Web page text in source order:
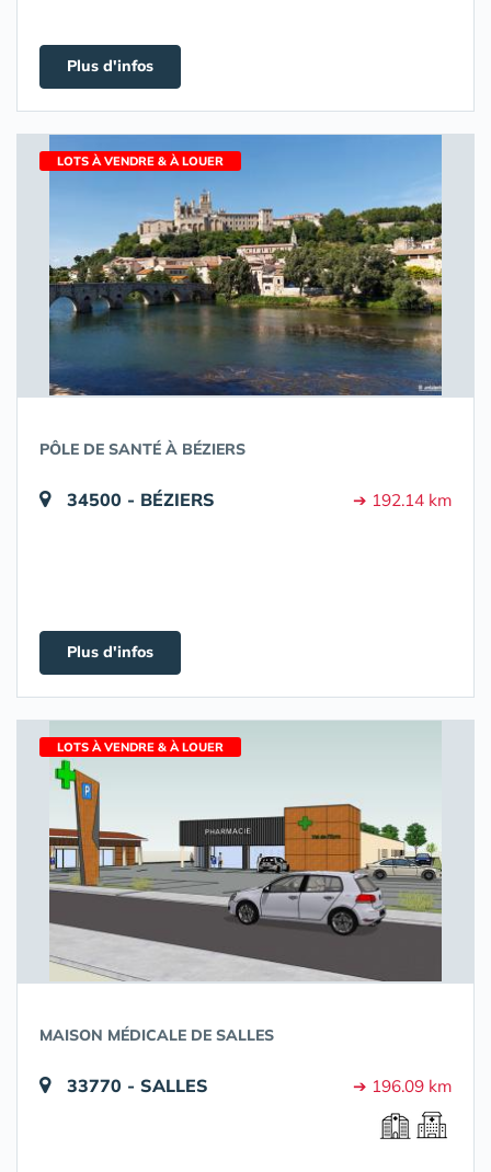
Plus d'infos
LOTS À VENDRE & À LOUER
PÔLE DE SANTÉ À BÉZIERS
34500 - BÉZIERS ➔ 192.14 km
Plus d'infos
LOTS À VENDRE & À LOUER
MAISON MÉDICALE DE SALLES
33770 - SALLES ➔ 196.09 km